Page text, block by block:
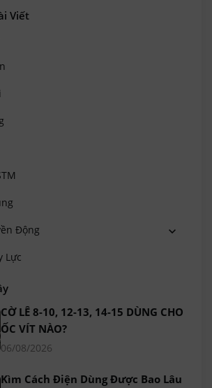
Viết
Động
Lực
CỜ LÊ 8-10, 12-13, 14-15 DÙNG CHO
ỐC VÍT NÀO?
06/08/2026
Kìm Cách Điện Dùng Được Bao Lâu